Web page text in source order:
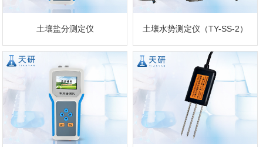
土壤盐分测定仪 土壤水势测定仪（TY-SS-2）